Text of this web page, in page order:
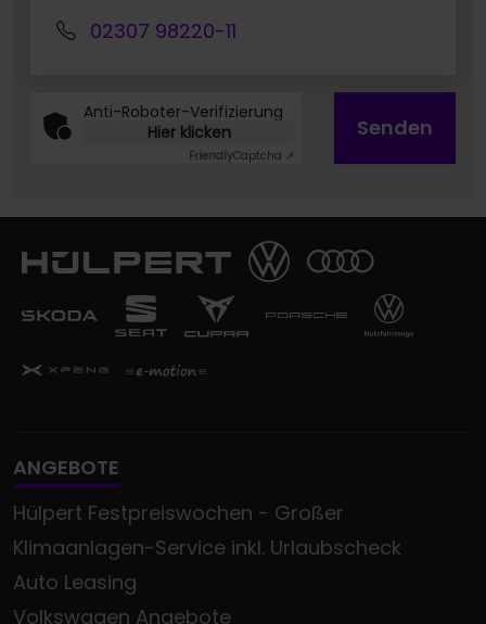
02307 98220-11
Anti-Roboter-Verifizierung
Hier klicken
FriendlyCaptcha ⇗
Senden
ANGEBOTE
Hülpert Festpreiswochen - Großer
Klimaanlagen-Service inkl. Urlaubscheck
Auto Leasing
Volkswagen Angebote